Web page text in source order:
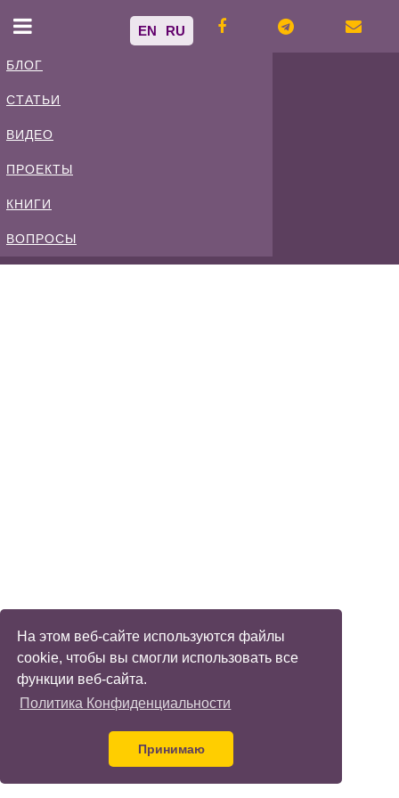
На этом веб-сайте используются файлы
cookie, чтобы вы смогли использовать все
функции веб-сайта.
Политика Конфиденциальности
Принимаю
БЛОГ
СТАТЬИ
ВИДЕО
ПРОЕКТЫ
КНИГИ
ВОПРОСЫ
EN RU
Спиваковский
Блог